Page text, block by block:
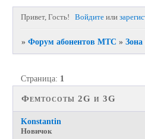
Привет, Гость! Войдите или
»Форум абонентов МТС »Зона
Фемтосоты 2G и 3G
Страница: 1
Konstantin
Новичок